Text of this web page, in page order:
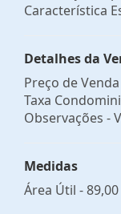
Característica
Detalhes da
Preço de
Taxa
Observações -
Medidas
Área Útil - 89,00